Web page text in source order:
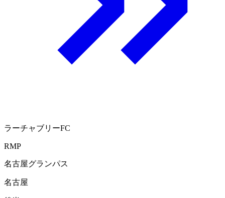
ラーチャブリーFC
RMP
名古屋グランパス
名古屋